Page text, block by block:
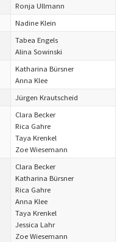
Ronja Ullmann
Nadine Klein
Tabea Engels
Alina Sowinski
Katharina Bürsner
Anna Klee
Jürgen Krautscheid
Clara Becker
Rica Gahre
Taya Krenkel
Zoe Wiesemann
Clara Becker
Katharina Bürsner
Rica Gahre
Anna Klee
Taya Krenkel
Jessica Lahr
Zoe Wiesemann